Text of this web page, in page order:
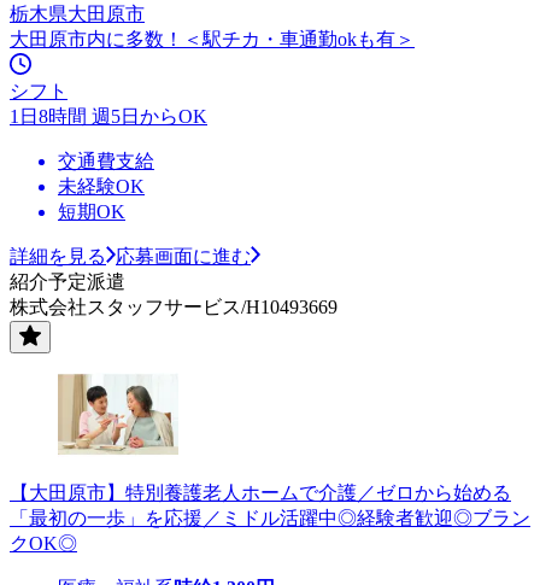
栃木県大田原市
大田原市内に多数！＜駅チカ・車通勤okも有＞
シフト
1日8時間 週5日からOK
交通費支給
未経験OK
短期OK
詳細を見る
応募画面に進む
紹介予定派遣
株式会社スタッフサービス/H10493669
【大田原市】特別養護老人ホームで介護／ゼロから始める
「最初の一歩」を応援／ミドル活躍中◎経験者歓迎◎ブラン
クOK◎